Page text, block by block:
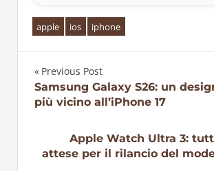
apple ios iphone
Navigazione
Previous Post
Samsung Galaxy S26: un
più vicino all’iPhone 17
Apple Watch Ultra 3:
attese per il rilancio del